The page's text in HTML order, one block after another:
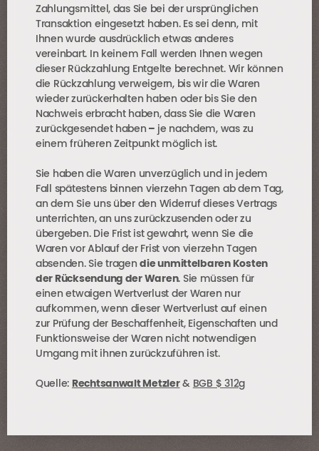
Zahlungsmittel, das Sie bei der ursprünglichen
Transaktion eingesetzt haben. Es sei denn, mit
Ihnen wurde ausdrücklich etwas anderes
vereinbart. In keinem Fall werden Ihnen wegen
dieser Rückzahlung Entgelte berechnet. Wir können
die Rückzahlung verweigern, bis wir die Waren
wieder zurückerhalten haben oder bis Sie den
Nachweis erbracht haben, dass Sie die Waren
zurückgesendet haben – je nachdem, was zu
einem früheren Zeitpunkt möglich ist.
Sie haben die Waren unverzüglich und in jedem
Fall spätestens binnen vierzehn Tagen ab dem Tag,
an dem Sie uns über den Widerruf dieses Vertrags
unterrichten, an uns zurückzusenden oder zu
übergeben. Die Frist ist gewahrt, wenn Sie die
Waren vor Ablauf der Frist von vierzehn Tagen
absenden. Sie tragendie unmittelbaren Kosten
der Rücksendung der Waren. Sie müssen für
einen etwaigen Wertverlust der Waren nur
aufkommen, wenn dieser Wertverlust auf einen
zur Prüfung der Beschaffenheit, Eigenschaften und
Funktionsweise der Waren nicht notwendigen
Umgang mit ihnen zurückzuführen ist.
Quelle: Rechtsanwalt Metzler& BGB $ 312g